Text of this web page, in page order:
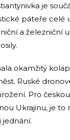
je
páteře celé
a železniční
okamžitý
Ruské
Pro
Ukrajinu, je
jednání.